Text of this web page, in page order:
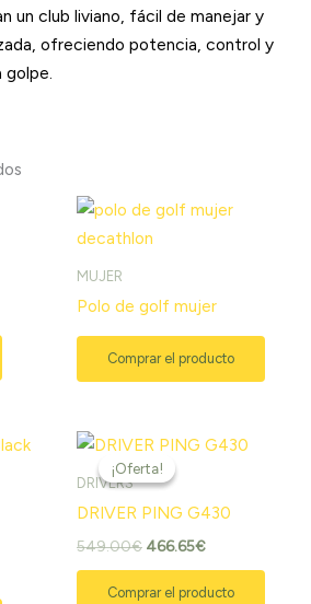
un club liviano, fácil de manejar y
ofreciendo potencia, control y
golpe.
MUJER
Polo de golf mujer
Comprar el producto
¡Oferta!
¡Oferta!
DRIVERS
DRIVER PING G430
549.00€
El
precio
original
549.00€.
466.65€
El
466.65€.
Comprar el producto